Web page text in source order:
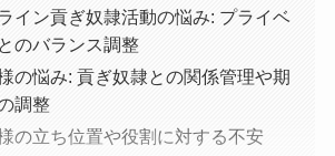
イン貢ぎ奴隷活動の悩み: プライベ
のバランス調整
の悩み: 貢ぎ奴隷との関係管理や期
調整
の立ち位置や役割に対する不安